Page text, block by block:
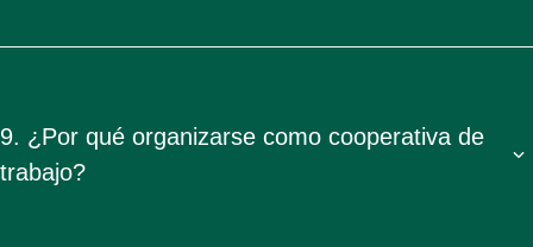
9. ¿Por qué organizarse como cooperativa de
trabajo?